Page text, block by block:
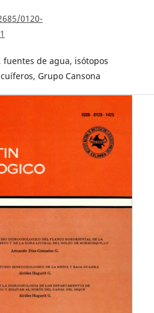
0120-
fuentes de agua, isótopos
Grupo Cansona